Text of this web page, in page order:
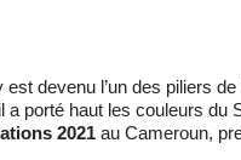
devenu l’un des piliers
porté haut les couleurs du
2021au Cameroun,